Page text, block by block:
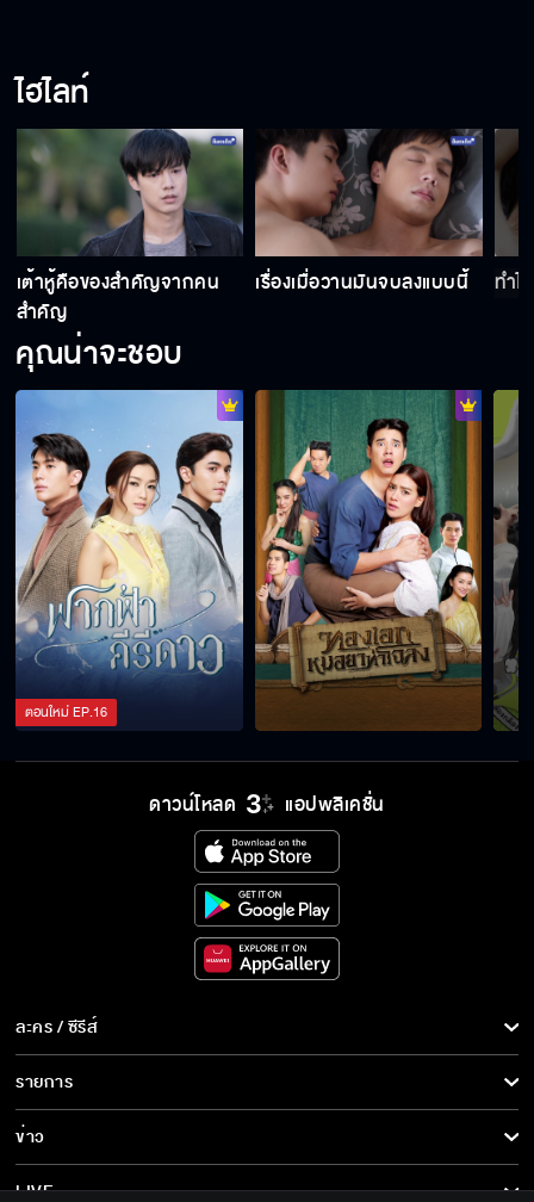
ไฮไลท์
เต้าหู้คือของสำคัญจากคน
สำคัญ
เรื่องเมื่อวานมันจบลงแบบนี้ ทำไ
คุณน่าจะชอบ
ตอนใหม่EP.16
ดาวน์โหลด แอปพลิเคชั่น
ละคร / ซีรีส์
ละคร/ซีรีส์
ซีรีส์นานาชาติ
การ์ตูน & เกม
รายการ
รายการทั้งหมด
ข่าว
ข่าวทั้งหมด
LIVE